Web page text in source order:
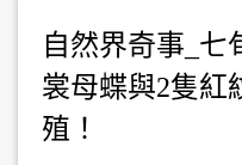
自然界奇事_七
裳母蝶與2隻紅
殖！